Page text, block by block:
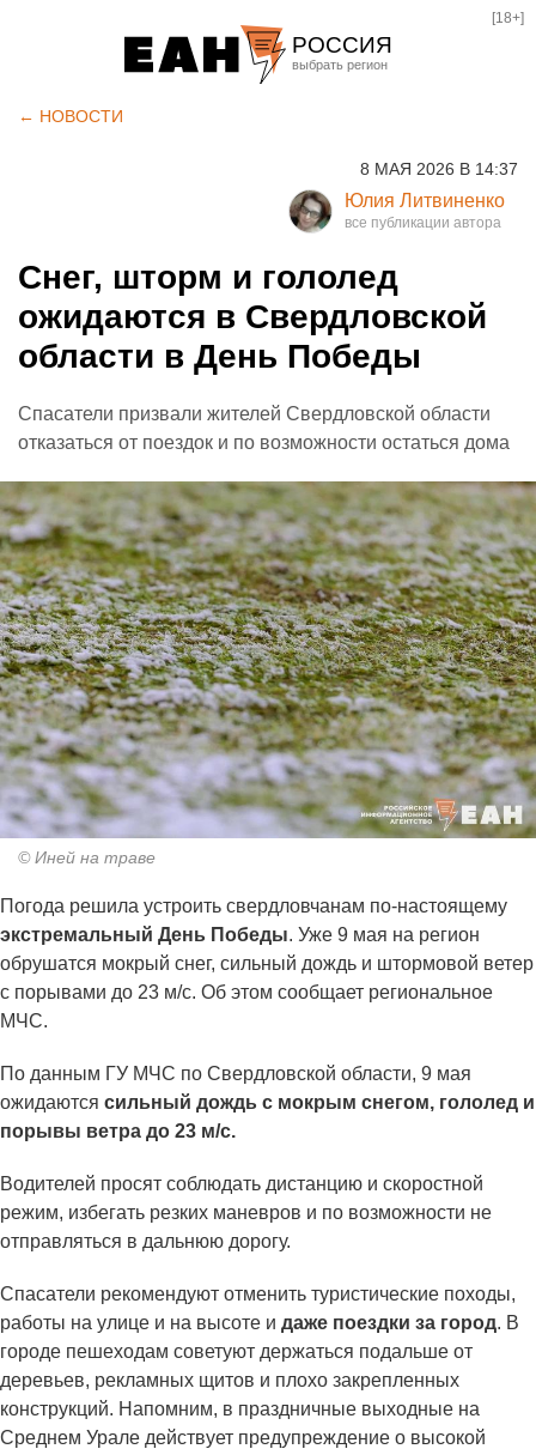
РОССИЯ
Курган
Оренбург
[18+]
← НОВОСТИ
8 МАЯ 2026 В 14:37
Юлия Литвиненко
Снег, шторм и гололед
ожидаются в Свердловской
области в День Победы
Спасатели призвали жителей Свердловской области
отказаться от поездок и по возможности остаться дома
© Иней на траве
Погода решила устроить свердловчанам по-настоящему
экстремальный День Победы. Уже 9 мая на регион
обрушатся мокрый снег, сильный дождь и штормовой ветер
с порывами до 23 м/с. Об этом сообщает региональное
МЧС.
По данным ГУ МЧС по Свердловской области, 9 мая
ожидаются сильный дождь с мокрым снегом, гололед и
порывы ветра до 23 м/с.
Водителей просят соблюдать дистанцию и скоростной
режим, избегать резких маневров и по возможности не
отправляться в дальнюю дорогу.
Спасатели рекомендуют отменить туристические походы,
работы на улице и на высоте и даже поездки за город. В
городе пешеходам советуют держаться подальше от
деревьев, рекламных щитов и плохо закрепленных
конструкций. Напомним, в праздничные выходные на
Среднем Урале действует предупреждение о высокой